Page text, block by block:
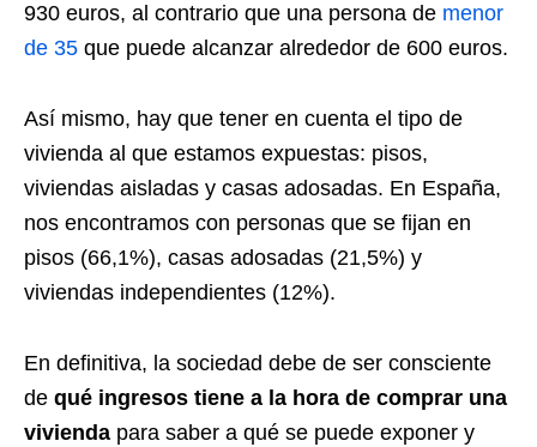
930 euros, al contrario que una persona de menor
de 35 que puede alcanzar alrededor de 600 euros.
Así mismo, hay que tener en cuenta el tipo de
vivienda al que estamos expuestas: pisos,
viviendas aisladas y casas adosadas. En España,
nos encontramos con personas que se fijan en
pisos (66,1%), casas adosadas (21,5%) y
viviendas independientes (12%).
En definitiva, la sociedad debe de ser consciente
de qué ingresos tiene a la hora de comprar una
vivienda para saber a qué se puede exponer y